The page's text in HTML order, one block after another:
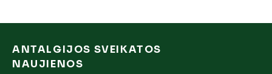
ANTALGIJOS SVEIKATOS
NAUJIENOS